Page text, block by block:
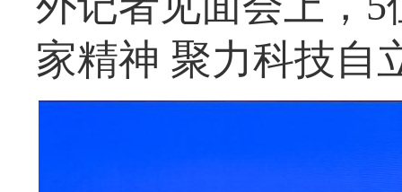
家精神 聚力科技自